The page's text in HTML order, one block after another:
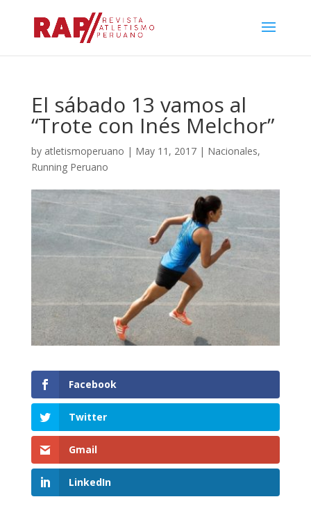
El sábado 13 vamos al
“Trote con Inés Melchor”
by atletismoperuano | May 11, 2017| Nacionales,
Running Peruano
Facebook
Twitter
Gmail
LinkedIn